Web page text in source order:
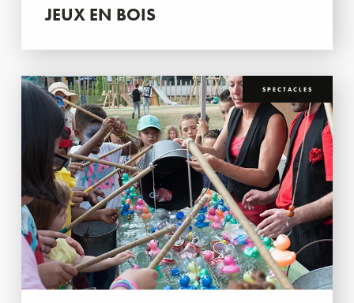
JEUX EN BOIS
SPECTACLES